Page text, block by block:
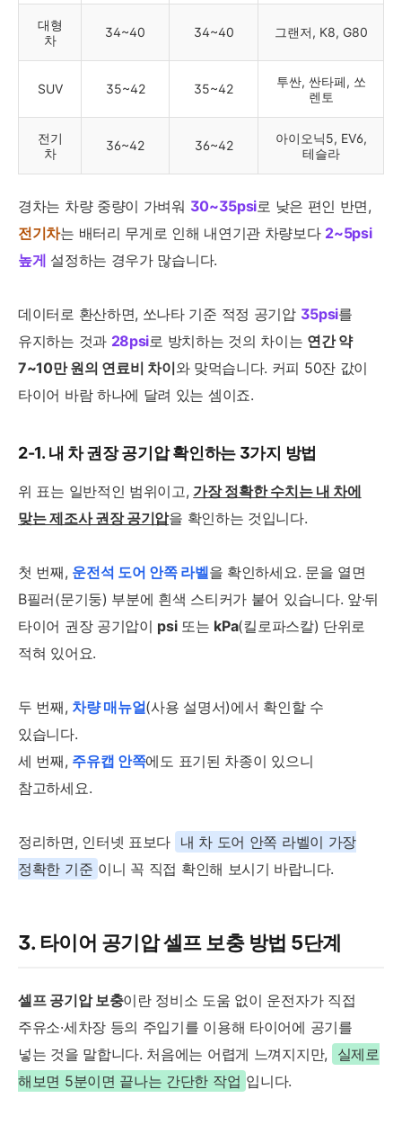
대형
차
34~40 34~40 그랜저, K8, G80
SUV 35~42 35~42
투싼, 싼타페, 쏘
렌토
전기
차
36~42 36~42
아이오닉5, EV6,
테슬라
경차는 차량 중량이 가벼워 30~35psi로 낮은 편인 반면,
전기차는 배터리 무게로 인해 내연기관 차량보다 2~5psi
높게 설정하는 경우가 많습니다.
데이터로 환산하면, 쏘나타 기준 적정 공기압 35psi를
유지하는 것과 28psi로 방치하는 것의 차이는 연간 약
7~10만 원의 연료비 차이와 맞먹습니다. 커피 50잔 값이
타이어 바람 하나에 달려 있는 셈이죠.
2-1. 내 차 권장 공기압 확인하는 3가지 방법
위 표는 일반적인 범위이고, 가장 정확한 수치는 내 차에
맞는 제조사 권장 공기압을 확인하는 것입니다.
첫 번째, 운전석 도어 안쪽 라벨을 확인하세요. 문을 열면
B필러(문기둥) 부분에 흰색 스티커가 붙어 있습니다. 앞·뒤
타이어 권장 공기압이 psi또는 kPa(킬로파스칼) 단위로
적혀 있어요.
두 번째, 차량 매뉴얼(사용 설명서)에서 확인할 수
있습니다.
세 번째, 주유캡 안쪽에도 표기된 차종이 있으니
참고하세요.
정리하면, 인터넷 표보다 내 차 도어 안쪽 라벨이 가장
정확한 기준 이니 꼭 직접 확인해 보시기 바랍니다.
3. 타이어 공기압 셀프 보충 방법 5단계
셀프 공기압 보충이란 정비소 도움 없이 운전자가 직접
주유소·세차장 등의 주입기를 이용해 타이어에 공기를
넣는 것을 말합니다. 처음에는 어렵게 느껴지지만,
실제로
해보면 5분이면 끝나는 간단한 작업 입니다.